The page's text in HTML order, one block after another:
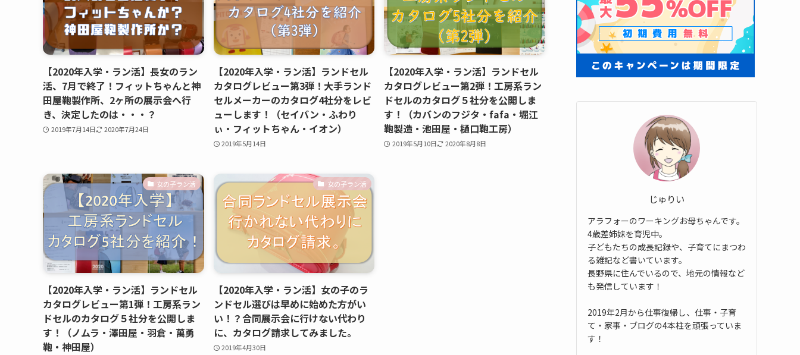
【2020年入学・ラン活】長女のラン
活、7月で終了！フィットちゃんと神
田屋鞄製作所、2ヶ所の展示会へ行
き、決定したのは・・・？
2019年7月14日 2020年7月24日
【2020年入学・ラン活】ランドセル
カタログレビュー第3弾！大手ランド
セルメーカーのカタログ4社分をレビ
ューします！（セイバン・ふわり
ぃ・フィットちゃん・イオン）
2019年5月14日
【2020年入学・ラン活】ランドセル
カタログレビュー第2弾！工房系ラン
ドセルのカタログ５社分を公開しま
す！（カバンのフジタ・fafa・堀江
鞄製造・池田屋・樋口鞄工房）
2019年5月10日 2020年8月8日
女の子ラン活
【2020年入学・ラン活】ランドセル
カタログレビュー第1弾！工房系ラン
ドセルのカタログ５社分を公開しま
す！（ノムラ・澤田屋・羽倉・萬勇
鞄・神田屋）
女の子ラン活
【2020年入学・ラン活】女の子のラ
ンドセル選びは早めに始めた方がい
い！？合同展示会に行けない代わり
に、カタログ請求してみました。
2019年4月30日
じゅりい
アラフォーのワーキングお母ちゃんです。
4歳差姉妹を育児中。
子どもたちの成長記録や、子育てにまつわ
る雑記など書いています。
長野県に住んでいるので、地元の情報など
も発信しています！
2019年2月から仕事復帰し、仕事・子育
て・家事・ブログの4本柱を頑張っていま
す！